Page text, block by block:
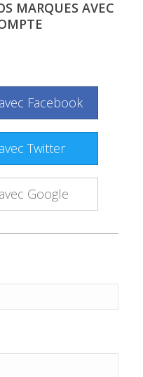
MARQUES AVEC
Facebook
Twitter
Google